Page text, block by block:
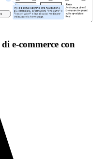
e-commerce con